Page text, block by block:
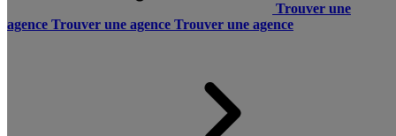
Trouver une
agence Trouver une agence Trouver une agence